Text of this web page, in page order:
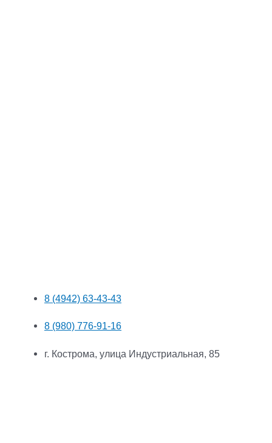
8 (4942) 63-43-43
8 (980) 776-91-16
г. Кострома, улица Индустриальная, 85